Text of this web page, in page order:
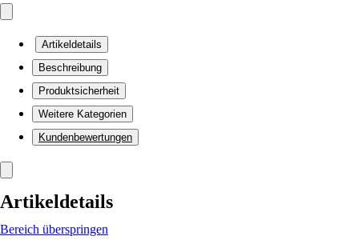
Artikeldetails
Beschreibung
Produktsicherheit
Weitere Kategorien
Kundenbewertungen
Artikeldetails
Bereich überspringen